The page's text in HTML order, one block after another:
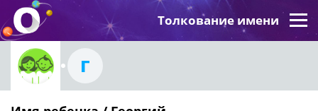
Толкование имени
Г